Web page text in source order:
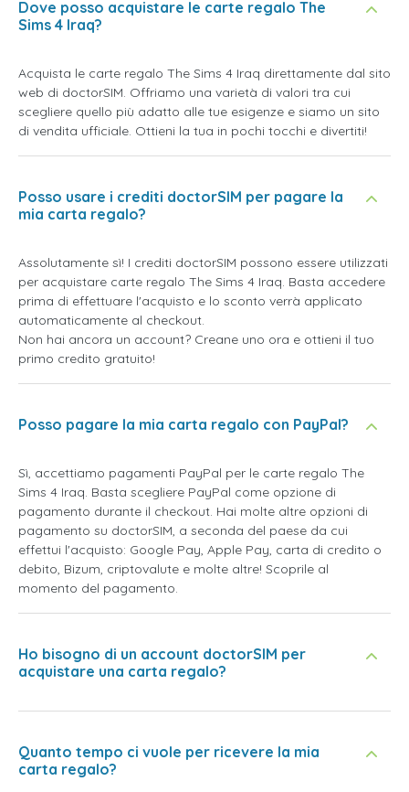
Dove posso acquistare le carte regalo The
Sims 4 Iraq?
Acquista le carte regalo The Sims 4 Iraq direttamente dal sito
web di doctorSIM. Offriamo una varietà di valori tra cui
scegliere quello più adatto alle tue esigenze e siamo un sito
di vendita ufficiale. Ottieni la tua in pochi tocchi e divertiti!
Posso usare i crediti doctorSIM per pagare la
mia carta regalo?
Assolutamente sì! I crediti doctorSIM possono essere utilizzati
per acquistare carte regalo The Sims 4 Iraq. Basta accedere
prima di effettuare l'acquisto e lo sconto verrà applicato
automaticamente al checkout.
Non hai ancora un account? Creane uno ora e ottieni il tuo
primo credito gratuito!
Posso pagare la mia carta regalo con PayPal?
Sì, accettiamo pagamenti PayPal per le carte regalo The
Sims 4 Iraq. Basta scegliere PayPal come opzione di
pagamento durante il checkout. Hai molte altre opzioni di
pagamento su doctorSIM, a seconda del paese da cui
effettui l'acquisto: Google Pay, Apple Pay, carta di credito o
debito, Bizum, criptovalute e molte altre! Scoprile al
momento del pagamento.
Ho bisogno di un account doctorSIM per
acquistare una carta regalo?
Quanto tempo ci vuole per ricevere la mia
carta regalo?